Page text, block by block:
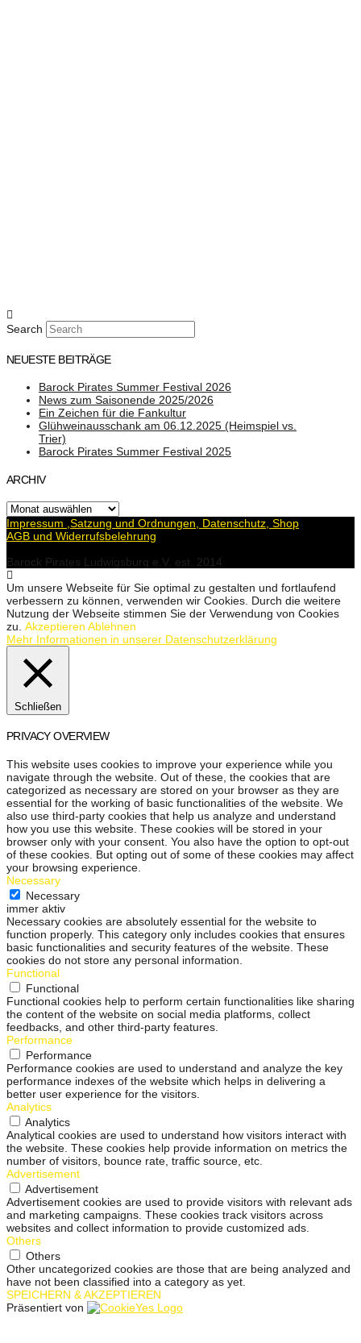
Search
NEUESTE BEITRÄGE
Barock Pirates Summer Festival 2026
News zum Saisonende 2025/2026
Ein Zeichen für die Fankultur
Glühweinausschank am 06.12.2025 (Heimspiel vs.
Trier)
Barock Pirates Summer Festival 2025
ARCHIV
Archiv
Impressum ,Satzung und Ordnungen, Datenschutz, Shop
AGB und Widerrufsbelehrung
Barock Pirates Ludwigsburg e.V. est. 2014
Um unsere Webseite für Sie optimal zu gestalten und fortlaufend
verbessern zu können, verwenden wir Cookies. Durch die weitere
Nutzung der Webseite stimmen Sie der Verwendung von Cookies
zu. Akzeptieren Ablehnen
Mehr Informationen in unserer Datenschutzerklärung
Schließen
PRIVACY OVERVIEW
This website uses cookies to improve your experience while you
navigate through the website. Out of these, the cookies that are
categorized as necessary are stored on your browser as they are
essential for the working of basic functionalities of the website. We
also use third-party cookies that help us analyze and understand
how you use this website. These cookies will be stored in your
browser only with your consent. You also have the option to opt-out
of these cookies. But opting out of some of these cookies may affect
your browsing experience.
Necessary
Necessary
immer aktiv
Necessary cookies are absolutely essential for the website to
function properly. This category only includes cookies that ensures
basic functionalities and security features of the website. These
cookies do not store any personal information.
Functional
Functional
Functional cookies help to perform certain functionalities like sharing
the content of the website on social media platforms, collect
feedbacks, and other third-party features.
Performance
Performance
Performance cookies are used to understand and analyze the key
performance indexes of the website which helps in delivering a
better user experience for the visitors.
Analytics
Analytics
Analytical cookies are used to understand how visitors interact with
the website. These cookies help provide information on metrics the
number of visitors, bounce rate, traffic source, etc.
Advertisement
Advertisement
Advertisement cookies are used to provide visitors with relevant ads
and marketing campaigns. These cookies track visitors across
websites and collect information to provide customized ads.
Others
Others
Other uncategorized cookies are those that are being analyzed and
have not been classified into a category as yet.
SPEICHERN & AKZEPTIEREN
Präsentiert von